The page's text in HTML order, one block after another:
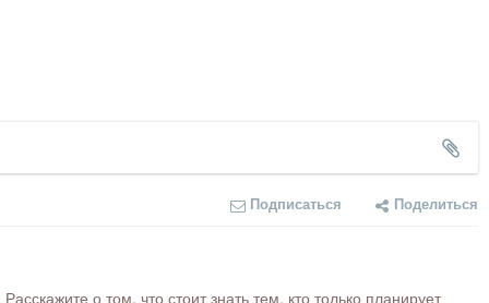
Подписаться Поделиться
о том, что стоит знать тем, кто только планирует